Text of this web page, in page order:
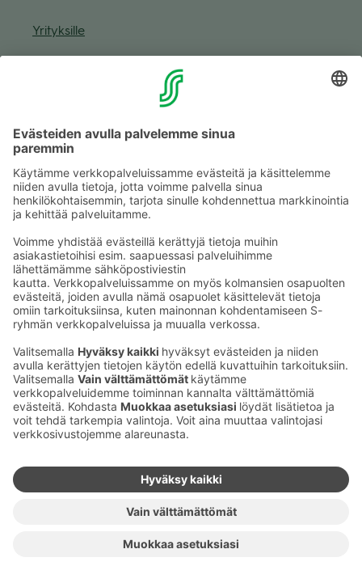
Yri­tyk­sille
Muuta eväs­tea­se­tuk­sia & eväs­tein­for­maa­tio
Tie­to­suo­ja­se­loste (Arina)
Kaup­pa­kes­kus
Ma-pe
9–20
La
9–19
Su
11–18
Katso poik­keus­au­kio­lottäältä
Iso­katu 22–25,
90100 Oulu
Ma-pe
7–23
7–23